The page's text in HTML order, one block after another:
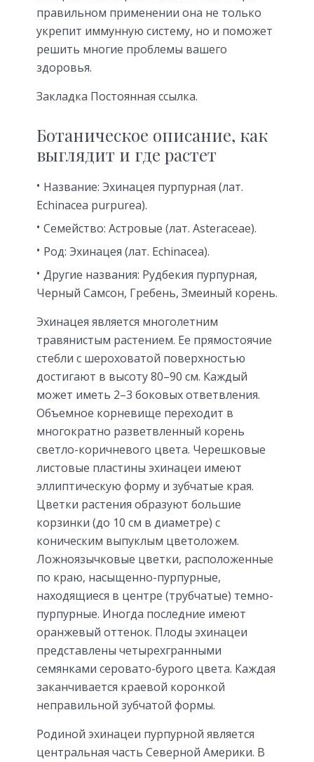
правильном применении она не только
укрепит иммунную систему, но и поможет
решить многие проблемы вашего
здоровья.
Закладка Постоянная ссылка.
Ботаническое описание, как
выглядит и где растет
Название: Эхинацея пурпурная (лат.
Echinacea purpurea).
Семейство: Астровые (лат. Asteraceae).
Род: Эхинацея (лат. Echinacea).
Другие названия: Рудбекия пурпурная,
Черный Самсон, Гребень, Змеиный корень.
Эхинацея является многолетним
травянистым растением. Ее прямостоячие
стебли с шероховатой поверхностью
достигают в высоту 80–90 см. Каждый
может иметь 2–3 боковых ответвления.
Объемное корневище переходит в
многократно разветвленный корень
светло-коричневого цвета. Черешковые
листовые пластины эхинацеи имеют
эллиптическую форму и зубчатые края.
Цветки растения образуют большие
корзинки (до 10 см в диаметре) с
коническим выпуклым цветоложем.
Ложноязычковые цветки, расположенные
по краю, насыщенно-пурпурные,
находящиеся в центре (трубчатые) темно-
пурпурные. Иногда последние имеют
оранжевый оттенок. Плоды эхинацеи
представлены четырехгранными
семянками серовато-бурого цвета. Каждая
заканчивается краевой коронкой
неправильной зубчатой формы.
Родиной эхинацеи пурпурной является
центральная часть Северной Америки. В